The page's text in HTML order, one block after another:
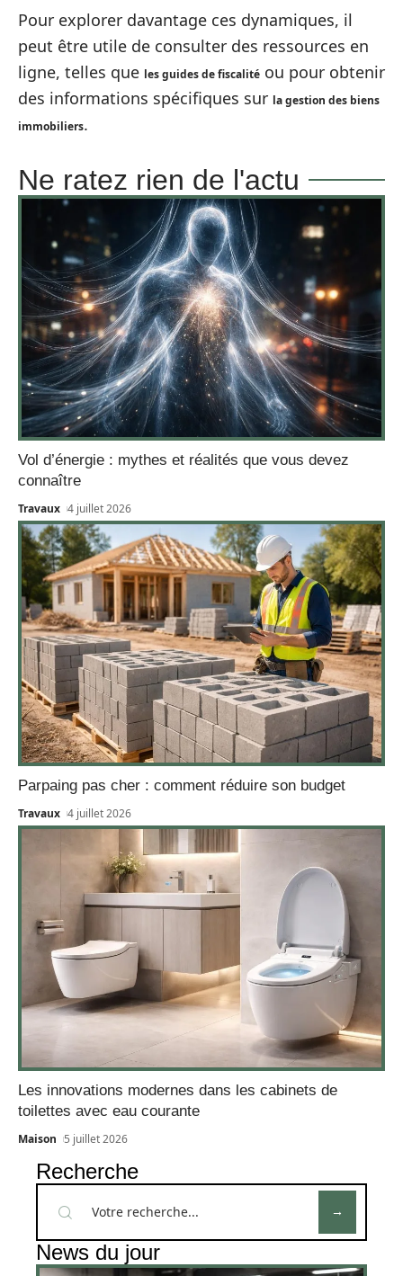
Pour explorer davantage ces dynamiques, il
peut être utile de consulter des ressources en
ligne, telles que les guides de fiscalité ou pour obtenir
des informations spécifiques sur la gestion des biens
immobiliers.
Ne ratez rien de l'actu
Vol d’énergie : mythes et réalités que vous devez
connaître
Travaux 4 juillet 2026
Parpaing pas cher : comment réduire son budget
Travaux 4 juillet 2026
Les innovations modernes dans les cabinets de
toilettes avec eau courante
Maison 5 juillet 2026
Recherche
News du jour